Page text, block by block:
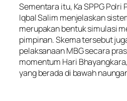
Sementara itu, Ka SPPG Polri
Iqbal Salim menjelaskan
merupakan bentuk simulasi
pimpinan. Skema tersebut
pelaksanaan MBG secara
momentum Hari
yang berada di bawah